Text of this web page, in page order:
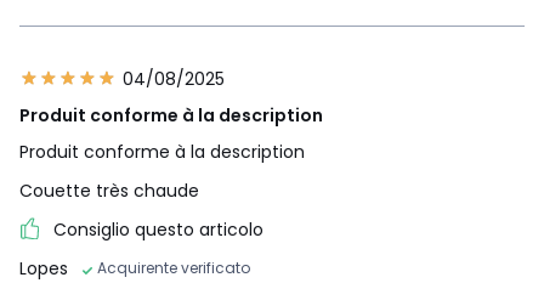
04/08/2025
Produit conforme à la description
Produit conforme à la description
Couette très chaude
Consiglio questo articolo
Lopes
Acquirente verificato